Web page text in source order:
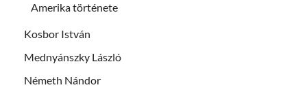
Amerika története
Kosbor István
Mednyánszky László
Németh Nándor